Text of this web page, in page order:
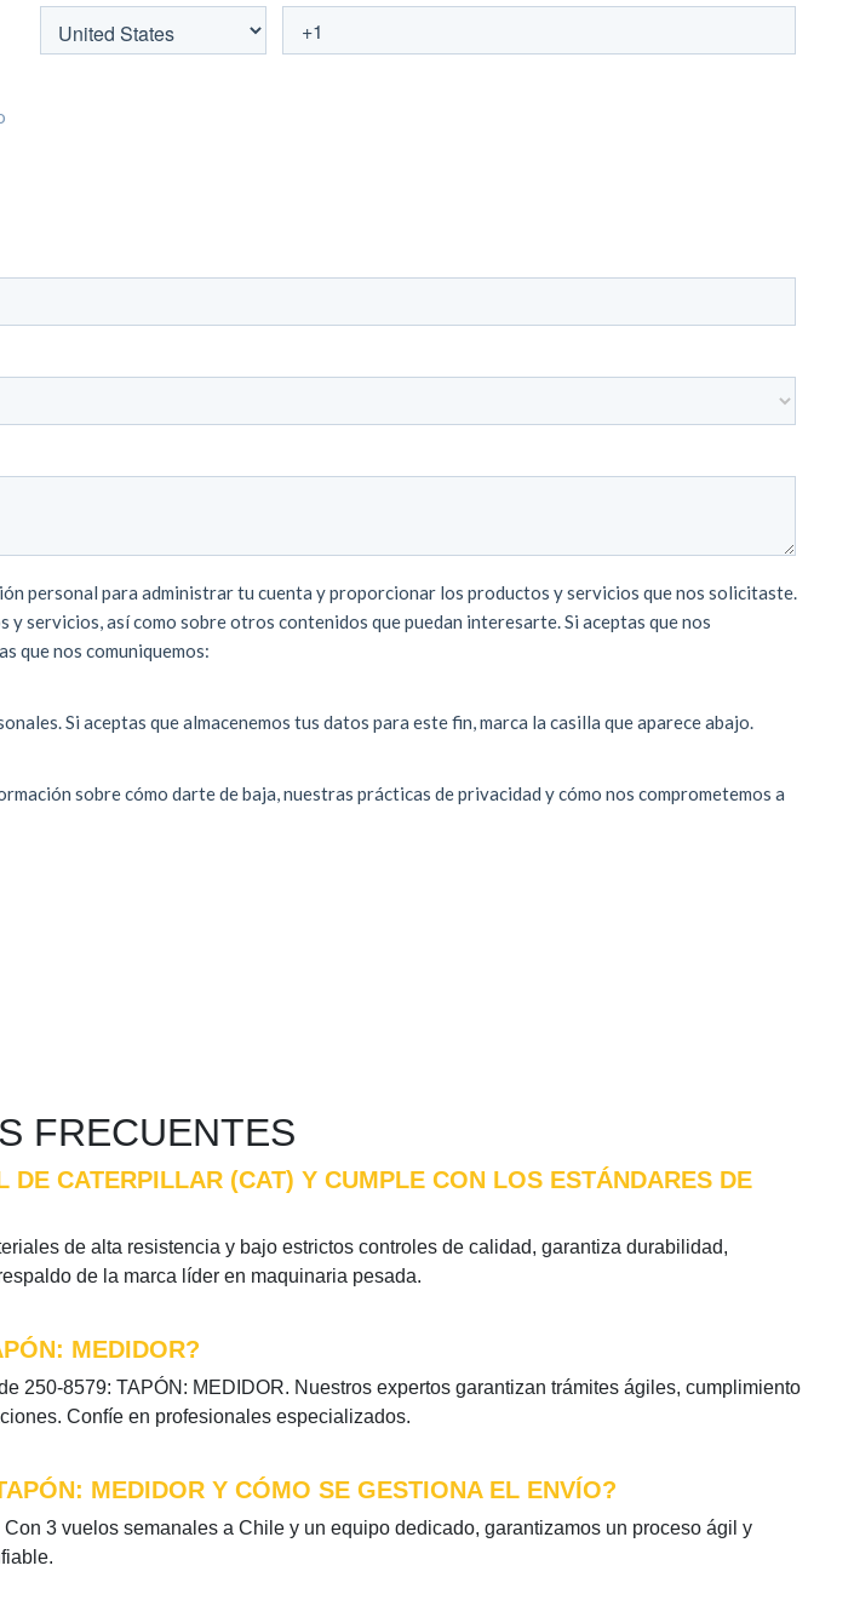
FRECUENTES
CATERPILLAR (CAT) Y CUMPLE CON LOS ESTÁNDARES DE
de alta resistencia y bajo estrictos controles de calidad, garantiza durabilidad,
de la marca líder en maquinaria pesada.
MEDIDOR?
250-8579: TAPÓN: MEDIDOR. Nuestros expertos garantizan trámites ágiles, cumplimiento
Confíe en profesionales especializados.
MEDIDOR Y CÓMO SE GESTIONA EL ENVÍO?
3 vuelos semanales a Chile y un equipo dedicado, garantizamos un proceso ágil y